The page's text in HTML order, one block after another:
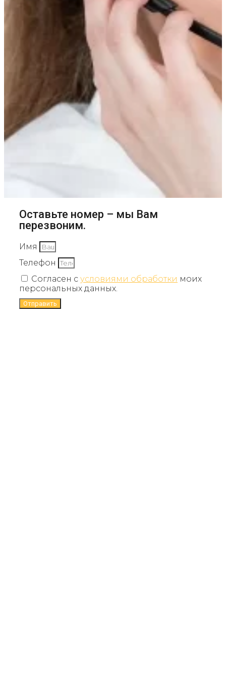
Оставьте номер – мы Вам
перезвоним.
Имя
Телефон
Согласен с условиями обработки моих
персональных данных.
Отправить